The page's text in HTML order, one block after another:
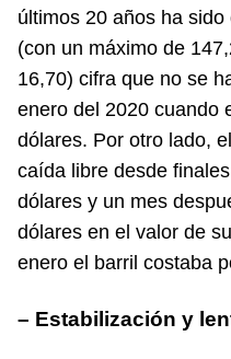
últimos 20 años ha
(con un máximo de
16,70) cifra que no se
enero del 2020 cuando
dólares. Por otro lado,
caída libre desde
dólares y un mes
dólares en el valor de
enero el barril costaba
– Estabilización y